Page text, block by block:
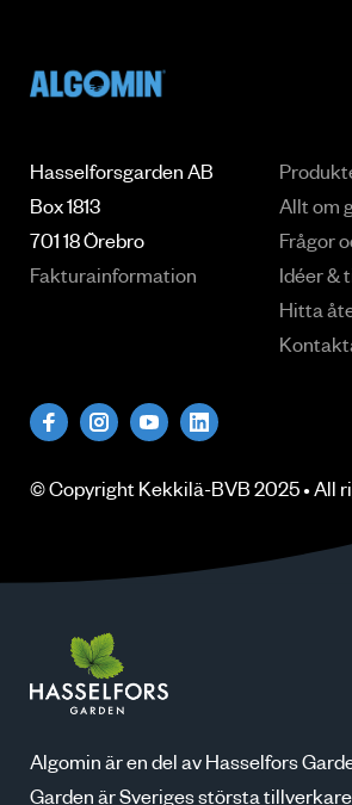
Hasselforsgarden AB
Box 1813
701 18 Örebro
Fakturainformation
Allt om
Frågor
Idéer &
Hitta
© Copyright Kekkilä-BVB 2025 • All
Algomin är en del av Hasselfors